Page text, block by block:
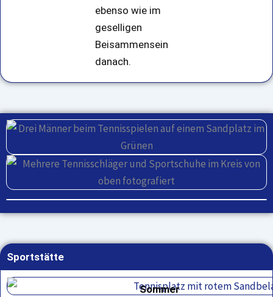
ebenso wie im
geselligen
Beisammensein
danach.
Sportstätte
Sommer